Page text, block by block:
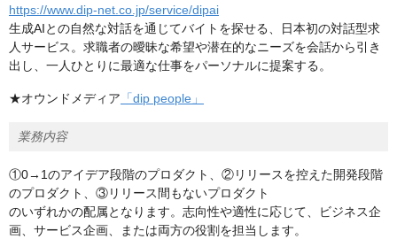
https://www.dip-net.co.jp/service/dipai
生成AIとの自然な対話を通じてバイトを探せる、日本初の対話型求
人サービス。求職者の曖昧な希望や潜在的なニーズを会話から引き
出し、一人ひとりに最適な仕事をパーソナルに提案する。
★オウンドメディア 「dip people」
業務内容
①0→1のアイデア段階のプロダクト、②リリースを控えた開発段階
のプロダクト、③リリース間もないプロダクト
のいずれかの配属となります。志向性や適性に応じて、ビジネス企
画、サービス企画、または両方の役割を担当します。